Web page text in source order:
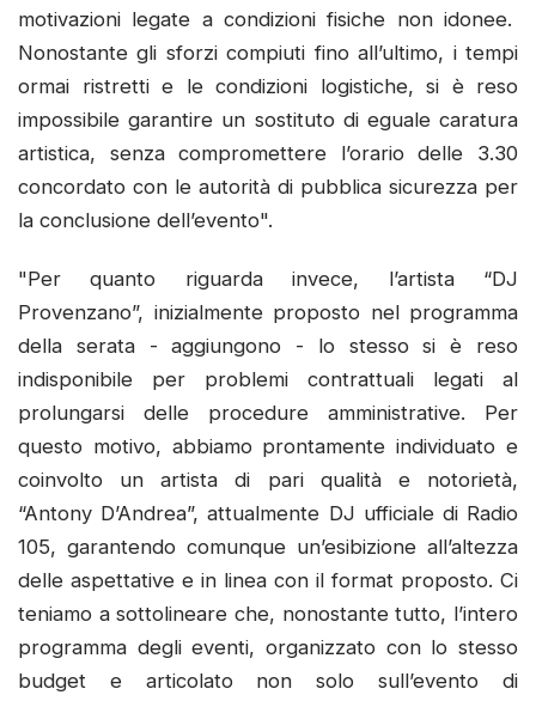
motivazioni legate a condizioni fisiche non idonee.
Nonostante gli sforzi compiuti fino all’ultimo, i tempi
ormai ristretti e le condizioni logistiche, si è reso
impossibile garantire un sostituto di eguale caratura
artistica, senza compromettere l’orario delle 3.30
concordato con le autorità di pubblica sicurezza per
la conclusione dell’evento".
"Per quanto riguarda invece, l’artista “DJ
Provenzano”, inizialmente proposto nel programma
della serata - aggiungono - lo stesso si è reso
indisponibile per problemi contrattuali legati al
prolungarsi delle procedure amministrative. Per
questo motivo, abbiamo prontamente individuato e
coinvolto un artista di pari qualità e notorietà,
“Antony D’Andrea”, attualmente DJ ufficiale di Radio
105, garantendo comunque un’esibizione all’altezza
delle aspettative e in linea con il format proposto. Ci
teniamo a sottolineare che, nonostante tutto, l’intero
programma degli eventi, organizzato con lo stesso
budget e articolato non solo sull’evento di